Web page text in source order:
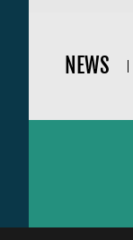
NEWS